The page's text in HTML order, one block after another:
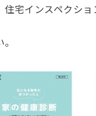
宅インスペクシ